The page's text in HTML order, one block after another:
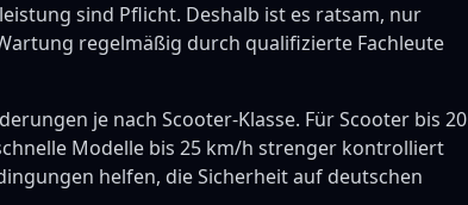
sind Pflicht. Deshalb ist es ratsam, nur
regelmäßig durch qualifizierte Fachleute
je nach Scooter-Klasse. Für Scooter bis 20
Modelle bis 25 km/h strenger kontrolliert
helfen, die Sicherheit auf deutschen